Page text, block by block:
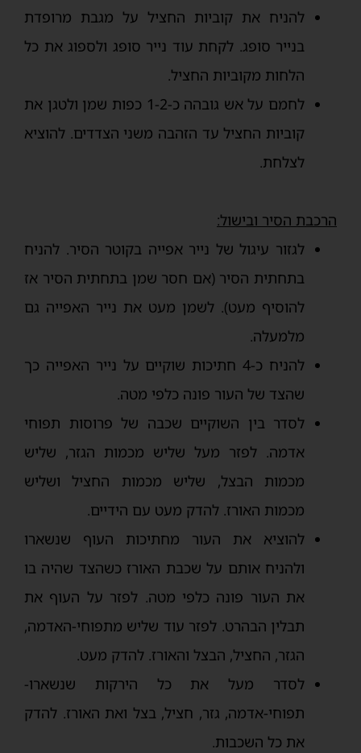
להניח את קוביות החציל על מגבת מרופדת
בנייר סופג. לקחת עוד נייר סופג ולספוג את כל
הלחות מקוביות החציל.
לחמם על אש גובהה כ-1-2 כפות שמן ולטגן את
קוביות החציל עד הזהבה משני הצדדים. להוציא
לצלחת.
הרכבת הסיר ובישול:
לגזור עיגול של נייר אפייה בקוטר הסיר. להניח
בתחתית הסיר (אם חסר שמן בתחתית הסיר אז
להוסיף מעט). לשמן מעט את נייר האפייה גם
מלמעלה.
להניח כ-4 חתיכות שוקיים על נייר האפייה כך
שהצד של העור פונה כלפי מטה.
לסדר בין השוקיים שכבה של פרוסות תפוחי
אדמה. לפזר מעל שליש מכמות הגזר, שליש
מכמות הבצל, שליש מכמות החציל ושליש
מכמות האורז. להדק מעט עם הידיים.
להוציא את העור מחתיכות העוף שנשארו
ולהניח אותם על שכבת האורז כשהצד שהיה בו
את העור פונה כלפי מטה. לפזר על העוף את
תבלין הבהרט. לפזר עוד שליש מתפוחי-האדמה,
הגזר, החציל, הבצל והאורז. להדק מעט.
לסדר מעל את כל הירקות שנשארו-
תפוחי-אדמה, גזר, חציל, בצל ואת האורז. להדק
את כל השכבות.